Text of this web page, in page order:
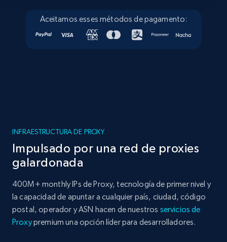
Aceitamos esses métodos de pagamento:
INFRAESTRUCTURA DE PROXY
Impulsado por una red de proxies
galardonada
400M+ monthly IPs de Proxy, tecnología de primer nivel y
la capacidad de apuntar a cualquier país, ciudad, código
postal, operador y ASN hacen de nuestros servicios de
Proxypremium una opción líder para desarrolladores.